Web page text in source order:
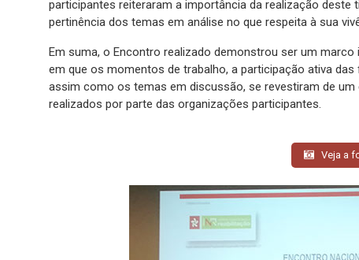
participantes reiteraram a importância da realização
pertinência dos temas em análise no que respeita à sua
Em suma, o Encontro realizado demonstrou ser um
em que os momentos de trabalho, a participação ativa
assim como os temas em discussão, se revestiram de
realizados por parte das organizações participantes.
Veja a